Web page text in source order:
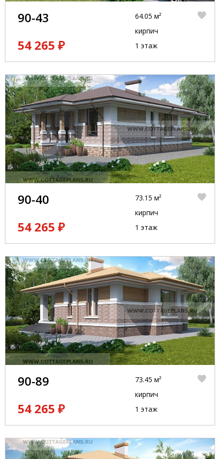
90-43
54 265 ₽
64.05 м²
кирпич
1 этаж
90-40
54 265 ₽
73.15 м²
кирпич
1 этаж
90-89
54 265 ₽
73.45 м²
кирпич
1 этаж